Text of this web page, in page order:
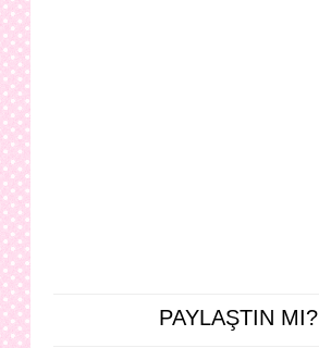
PAYLAŞTIN MI?